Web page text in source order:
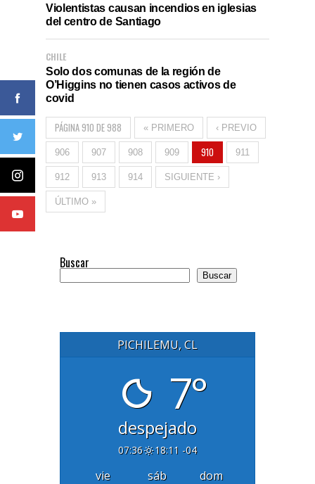
Violentistas causan incendios en iglesias
del centro de Santiago
CHILE
Solo dos comunas de la región de
O’Higgins no tienen casos activos de
covid
PÁGINA 910 DE 988 « PRIMERO ‹ PREVIO
906 907 908 909 910 911
912 913 914 SIGUIENTE ›
ÚLTIMO »
Buscar
Buscar
PICHILEMU, CL
7°
despejado
07:36 18:11 -04
vie sáb
dom